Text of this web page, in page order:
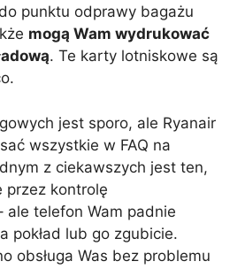
punktu odprawy bagażu
mogą Wam wydrukować
. Te karty lotniskowe są
jest sporo, ale Ryanair
wszystkie w FAQ na
z ciekawszych jest ten,
przez kontrolę
ale telefon Wam padnie
pokład lub go zgubicie.
obsługa Was bez problemu